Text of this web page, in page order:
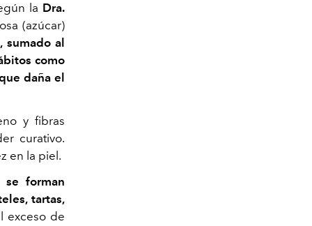
la Dra.
(azúcar)
sumado al
como
daña el
y fibras
curativo.
en la piel.
forman
tartas,
exceso de